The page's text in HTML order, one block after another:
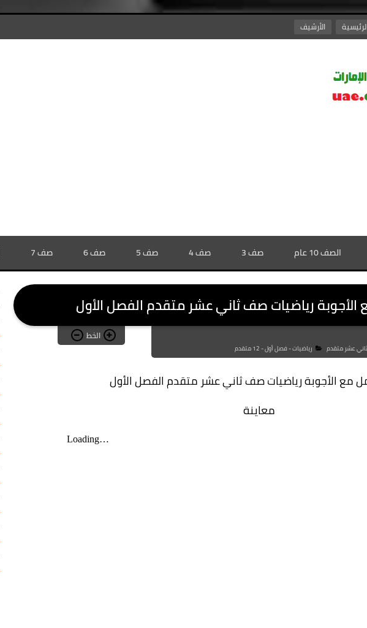
الأرشيف
الصف 10 عام صف 3 صف 4 صف 5 صف 6 صف 7
رياضيات صف ثاني عشر متقدم الفصل الأول
عشر متقدم رياضيات - فصل أول - 12 متقدم
الخط
مع الأجوبة رياضيات صف ثاني عشر متقدم الفصل الأول
معاينة